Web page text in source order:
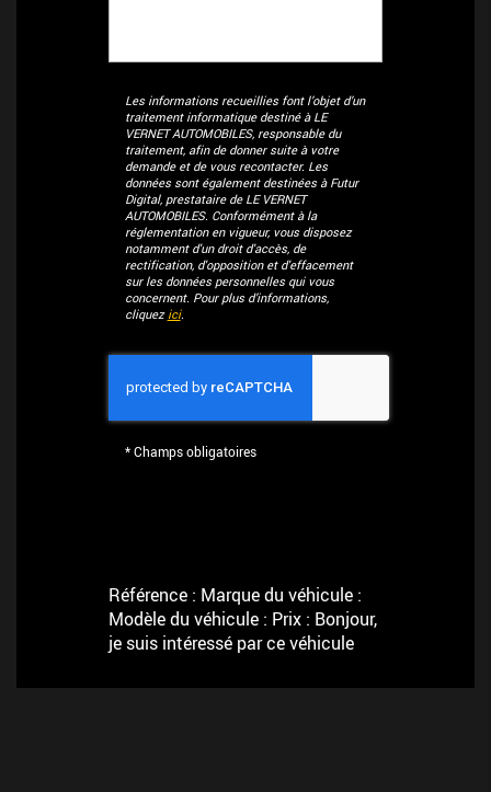
Les informations recueillies font l’objet d’un
traitement informatique destiné àLE
VERNET AUTOMOBILES, responsable du
traitement, afin de donner suite à votre
demande et de vous recontacter. Les
données sont également destinées à Futur
Digital, prestataire de LE VERNET
AUTOMOBILES. Conformément à la
réglementation en vigueur, vous disposez
notamment d'un droit d'accès, de
rectification, d'opposition et d'effacement
sur les données personnelles qui vous
concernent. Pour plus d’informations,
cliquez ici.
*Champs obligatoires
Référence : Marque du véhicule :
Modèle du véhicule : Prix : Bonjour,
je suis intéressé par ce véhicule